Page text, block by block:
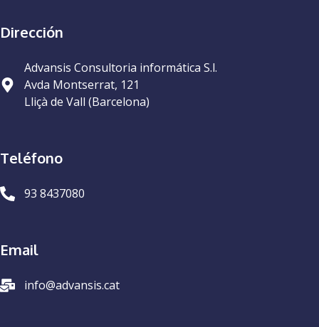
Dirección
Advansis Consultoria informática S.l.
Avda Montserrat, 121
Lliçà de Vall (Barcelona)
Teléfono
93 8437080
Email
info@advansis.cat